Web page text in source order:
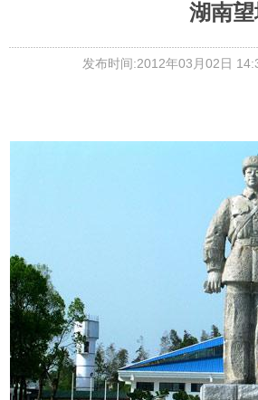
湖南
发布时间:2012年03月02日